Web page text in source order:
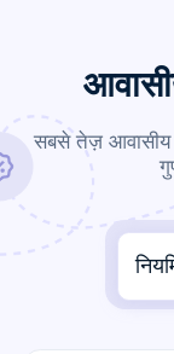
सबसे तेज़ आवासीय